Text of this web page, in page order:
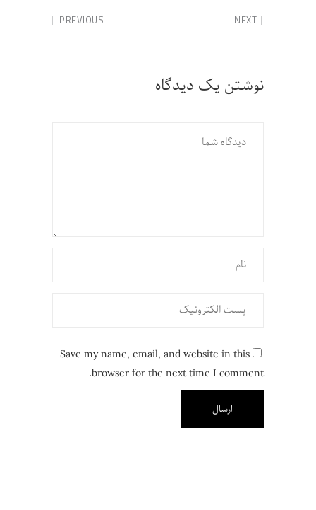
PREVIOUS NEXT
نوشتن یک دیدگاه
Save my name, email, and website in this
browser for the next time I comment.